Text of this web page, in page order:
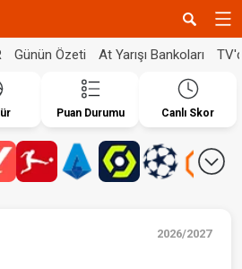
Günün Özeti At Yarışı Bankoları
Puan Durumu Canlı Skor
2026/2027